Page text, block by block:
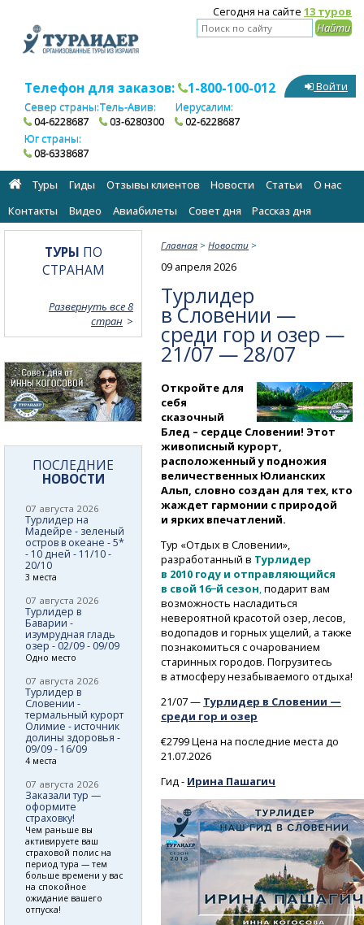
Сегодня на сайте 13 туров
Телефон для заказов: 1-800-100-012
Север страны:
04-6228687
Тель-Авив:
03-6280300
Иерусалим:
02-6228687
Юг страны:
08-6338687
Войти
Туры Гиды Отзывы клиентов Новости Статьи
О нас
Контакты
Видео Авиабилеты Cовет дня Рассказ дня
Главная >Новости >
09 апреля 2026
Турлидер
в Словении —
среди гор и озер —
21/07 — 28/07
Откройте для
себя
сказочный
Блед – сердце Словении! Этот
живописный курорт,
расположенный у подножия
величественных Юлианских
Альп, словно создан для тех, кто
жаждет гармонии с природой
и ярких впечатлений.
Тур «Отдых в Словении»,
разработанный в Турлидер
в 2010 году и отправляющийся
в свой 16−й сезон,подарит вам
возможность насладиться
невероятной красотой озер, лесов,
водопадов и горных ущелий, а также
познакомиться с очарованием
старинных городов. Погрузитесь
в атмосферу незабываемого отдыха!
21/07 — Турлидер в Словении —
среди гор и озер
€2799 Цена на последние места до
21.07.2026
Гид - Ирина Пашагич
ТУРЫ ПО
СТРАНАМ
Развернуть все 8
стран
ПОСЛЕДНИЕ
НОВОСТИ
07 августа 2026
Турлидер на
Мадейре - зеленый
остров в океане - 5*
- 10 дней - 11/10 -
20/10
3 места
07 августа 2026
Турлидер в
Баварии -
изумрудная гладь
озер - 02/09 - 09/09
Одно место
07 августа 2026
Турлидер в
Словении -
термальный курорт
Олимие - источник
долины здоровья -
09/09 - 16/09
4 места
07 августа 2026
Заказали тур —
оформите
страховку!
Чем раньше вы
активируете ваш
страховой полис на
период тура — тем
больше времени у вас
на спокойное
ожидание вашего
отпуска!